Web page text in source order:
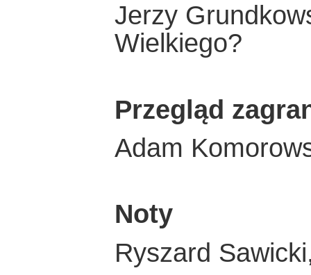
Jerzy
Wielkiego?
Przegląd
Adam
Noty
Ryszard